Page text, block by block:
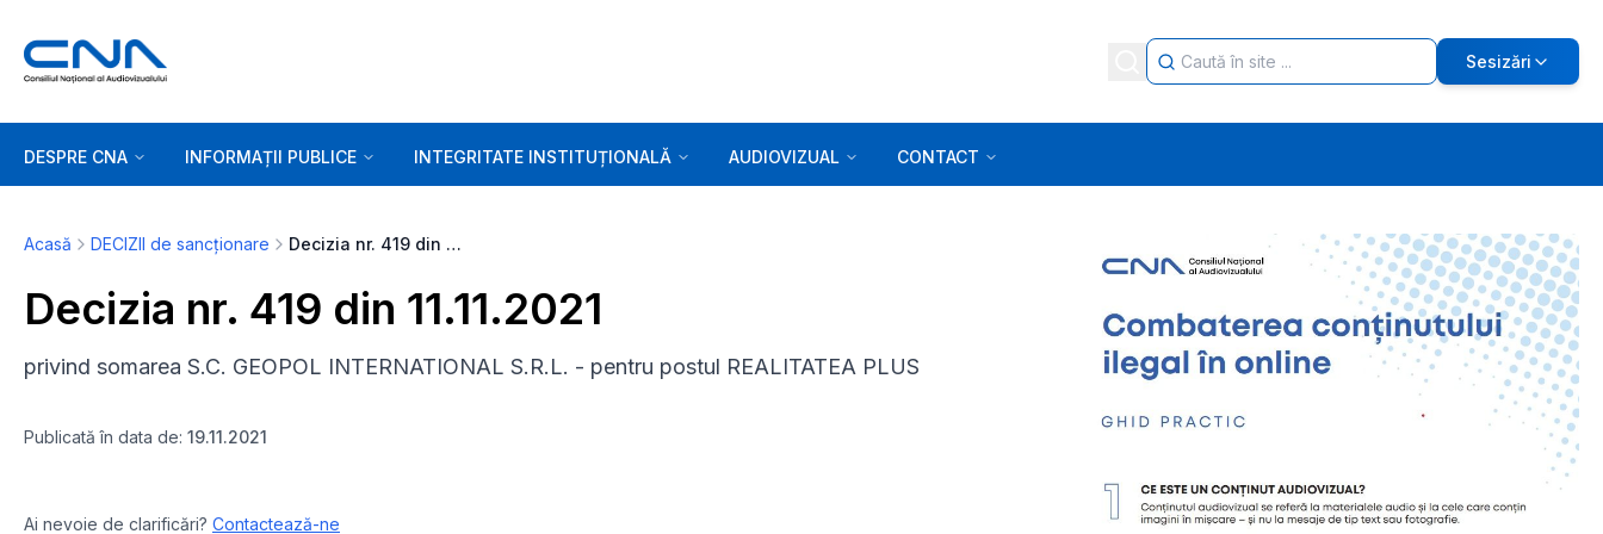
Sesizări
DESPRE CNA INFORMAȚII PUBLICE INTEGRITATE INSTITUȚIONALĂ AUDIOVIZUAL CONTACT
Acasă DECIZII de sancționare Decizia nr. 419 din 11.11.2021
Decizia nr. 419 din 11.11.2021
privind somarea S.C. GEOPOL INTERNATIONAL S.R.L. - pentru postul REALITATEA PLUS
Publicată în data de: 19.11.2021
Ai nevoie de clarificări? Contactează-ne